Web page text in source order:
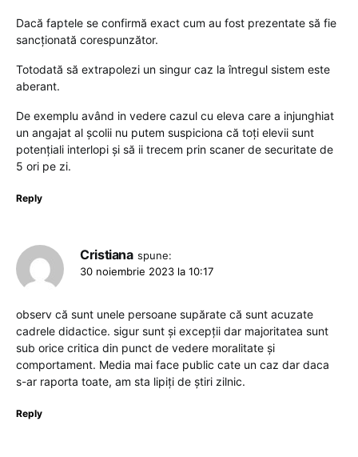
Dacă faptele se confirmă exact cum au fost prezentate să fie
sancționată corespunzător.
Totodată să extrapolezi un singur caz la întregul sistem este
aberant.
De exemplu având in vedere cazul cu eleva care a injunghiat
un angajat al școlii nu putem suspiciona că toți elevii sunt
potențiali interlopi și să ii trecem prin scaner de securitate de
5 ori pe zi.
Reply
Cristiana spune:
30 noiembrie 2023 la 10:17
observ că sunt unele persoane supărate că sunt acuzate
cadrele didactice. sigur sunt și excepții dar majoritatea sunt
sub orice critica din punct de vedere moralitate și
comportament. Media mai face public cate un caz dar daca
s-ar raporta toate, am sta lipiți de știri zilnic.
Reply